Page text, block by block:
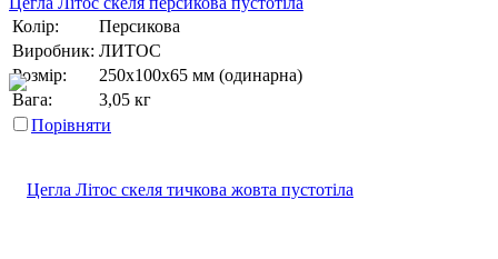
Колір:
Персикова
Виробник: ЛИТОС
Розмір:
250х100х65 мм (одинарна)
Вага:
3,05 кг
Порівняти